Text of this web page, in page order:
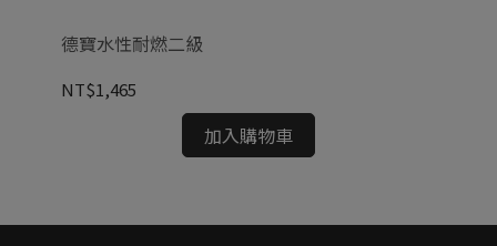
德寶水性耐燃二級
NT$1,465
加入購物車